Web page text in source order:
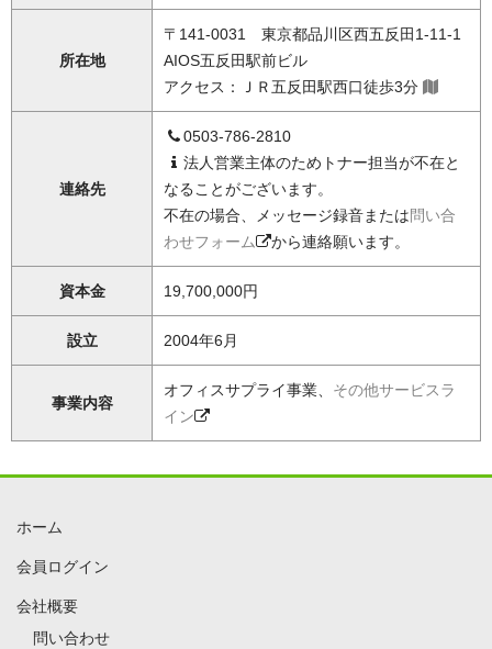
所在地
〒141-0031 東京都品川区西五反田1-11-1
AIOS五反田駅前ビル
アクセス：ＪＲ五反田駅西口徒歩3分
連絡先
0503-786-2810
法人営業主体のためトナー担当が不在と
なることがございます。
不在の場合、メッセージ録音または問い合
わせフォーム
から連絡願います。
資本金 19,700,000円
設立 2004年6月
事業内容
オフィスサプライ事業、 その他サービスラ
イン
ホーム
会員ログイン
会社概要
問い合わせ